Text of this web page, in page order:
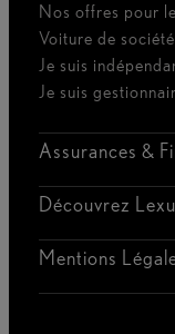
Nos offres pour
Voiture de société
Je suis
Je suis
Assurances &
Découvrez
Mentions